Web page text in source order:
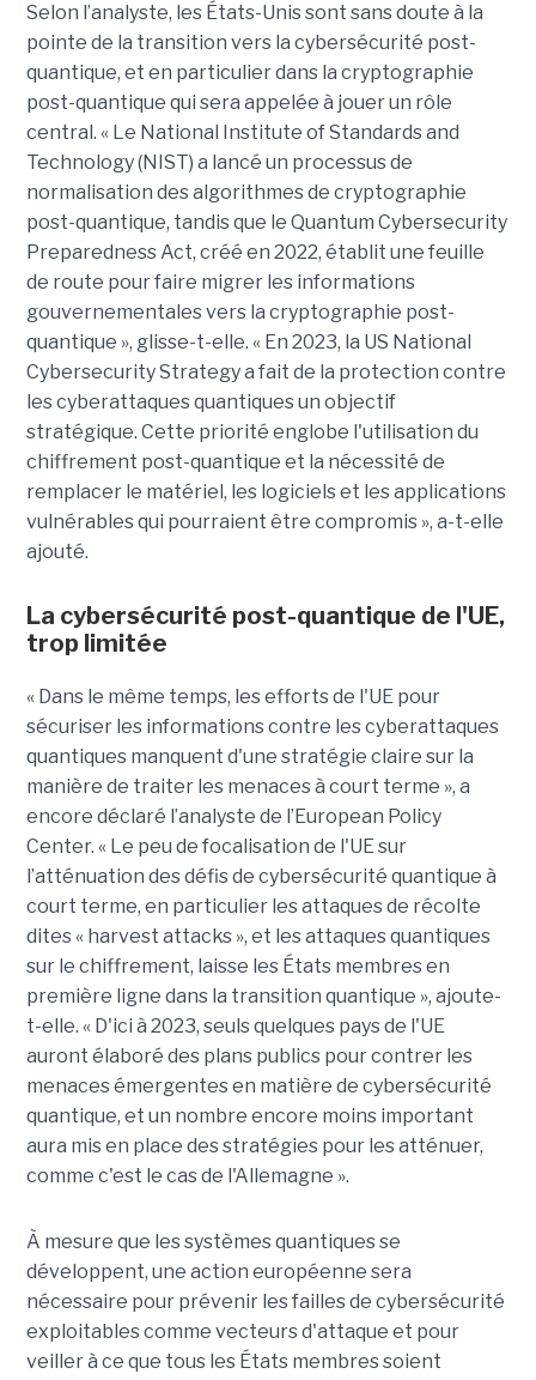
Selon l’analyste, les États-Unis sont sans doute à la
pointe de la transition vers la cybersécurité post-
quantique, et en particulier dans la cryptographie
post-quantique qui sera appelée à jouer un rôle
central. « Le National Institute of Standards and
Technology (NIST) a lancé un processus de
normalisation des algorithmes de cryptographie
post-quantique, tandis que le Quantum Cybersecurity
Preparedness Act, créé en 2022, établit une feuille
de route pour faire migrer les informations
gouvernementales vers la cryptographie post-
quantique », glisse-t-elle. « En 2023, la US National
Cybersecurity Strategy a fait de la protection contre
les cyberattaques quantiques un objectif
stratégique. Cette priorité englobe l'utilisation du
chiffrement post-quantique et la nécessité de
remplacer le matériel, les logiciels et les applications
vulnérables qui pourraient être compromis », a-t-elle
ajouté.
La cybersécurité post-quantique de l'UE,
trop limitée
« Dans le même temps, les efforts de l'UE pour
sécuriser les informations contre les cyberattaques
quantiques manquent d'une stratégie claire sur la
manière de traiter les menaces à court terme », a
encore déclaré l’analyste de l’European Policy
Center. « Le peu de focalisation de l'UE sur
l’atténuation des défis de cybersécurité quantique à
court terme, en particulier les attaques de récolte
dites « harvest attacks », et les attaques quantiques
sur le chiffrement, laisse les États membres en
première ligne dans la transition quantique », ajoute-
t-elle. « D'ici à 2023, seuls quelques pays de l'UE
auront élaboré des plans publics pour contrer les
menaces émergentes en matière de cybersécurité
quantique, et un nombre encore moins important
aura mis en place des stratégies pour les atténuer,
comme c'est le cas de l'Allemagne ».
À mesure que les systèmes quantiques se
développent, une action européenne sera
nécessaire pour prévenir les failles de cybersécurité
exploitables comme vecteurs d'attaque et pour
veiller à ce que tous les États membres soient